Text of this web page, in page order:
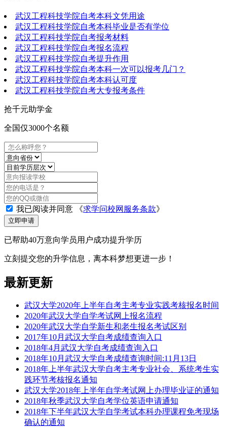
武汉工程科技学院自考本科文凭用途
武汉工程科技学院自考本科毕业是否有学位
武汉工程科技学院自考报考材料
武汉工程科技学院自考报名流程
武汉工程科技学院自考提升作用
武汉工程科技学院自考本科一次可以报考几门？
武汉工程科技学院自考本科认可度
武汉工程科技学院自考大专报考条件
抢千元助学金
全国仅3000个名额
我已阅读并同意 《求学问校网服务条款》
立即申请
已帮助40万意向学员用户成功提升学历
立刻提交您的升学信息，离本科梦想更进一步！
最新更新
武汉大学2020年上半年自考主考专业实践考核报名时间
2020年武汉大学自学考试网上报名流程
2020年武汉大学自学新生和老生报名考试区别
2017年10月武汉大学自考成绩查询入口
2018年4月武汉大学自考成绩查询入口
2018年10月武汉大学自考成绩查询时间:11月13日
2018年上半年武汉大学自考主考专业社会、系统考生实
践环节考核报名通知
武汉大学2018年上半年自学考试网上办理毕业证的通知
2018年秋季武汉大学自考学位英语申请通知
2018年下半年武汉大学自学考试本科办理课程免考现场
确认的通知